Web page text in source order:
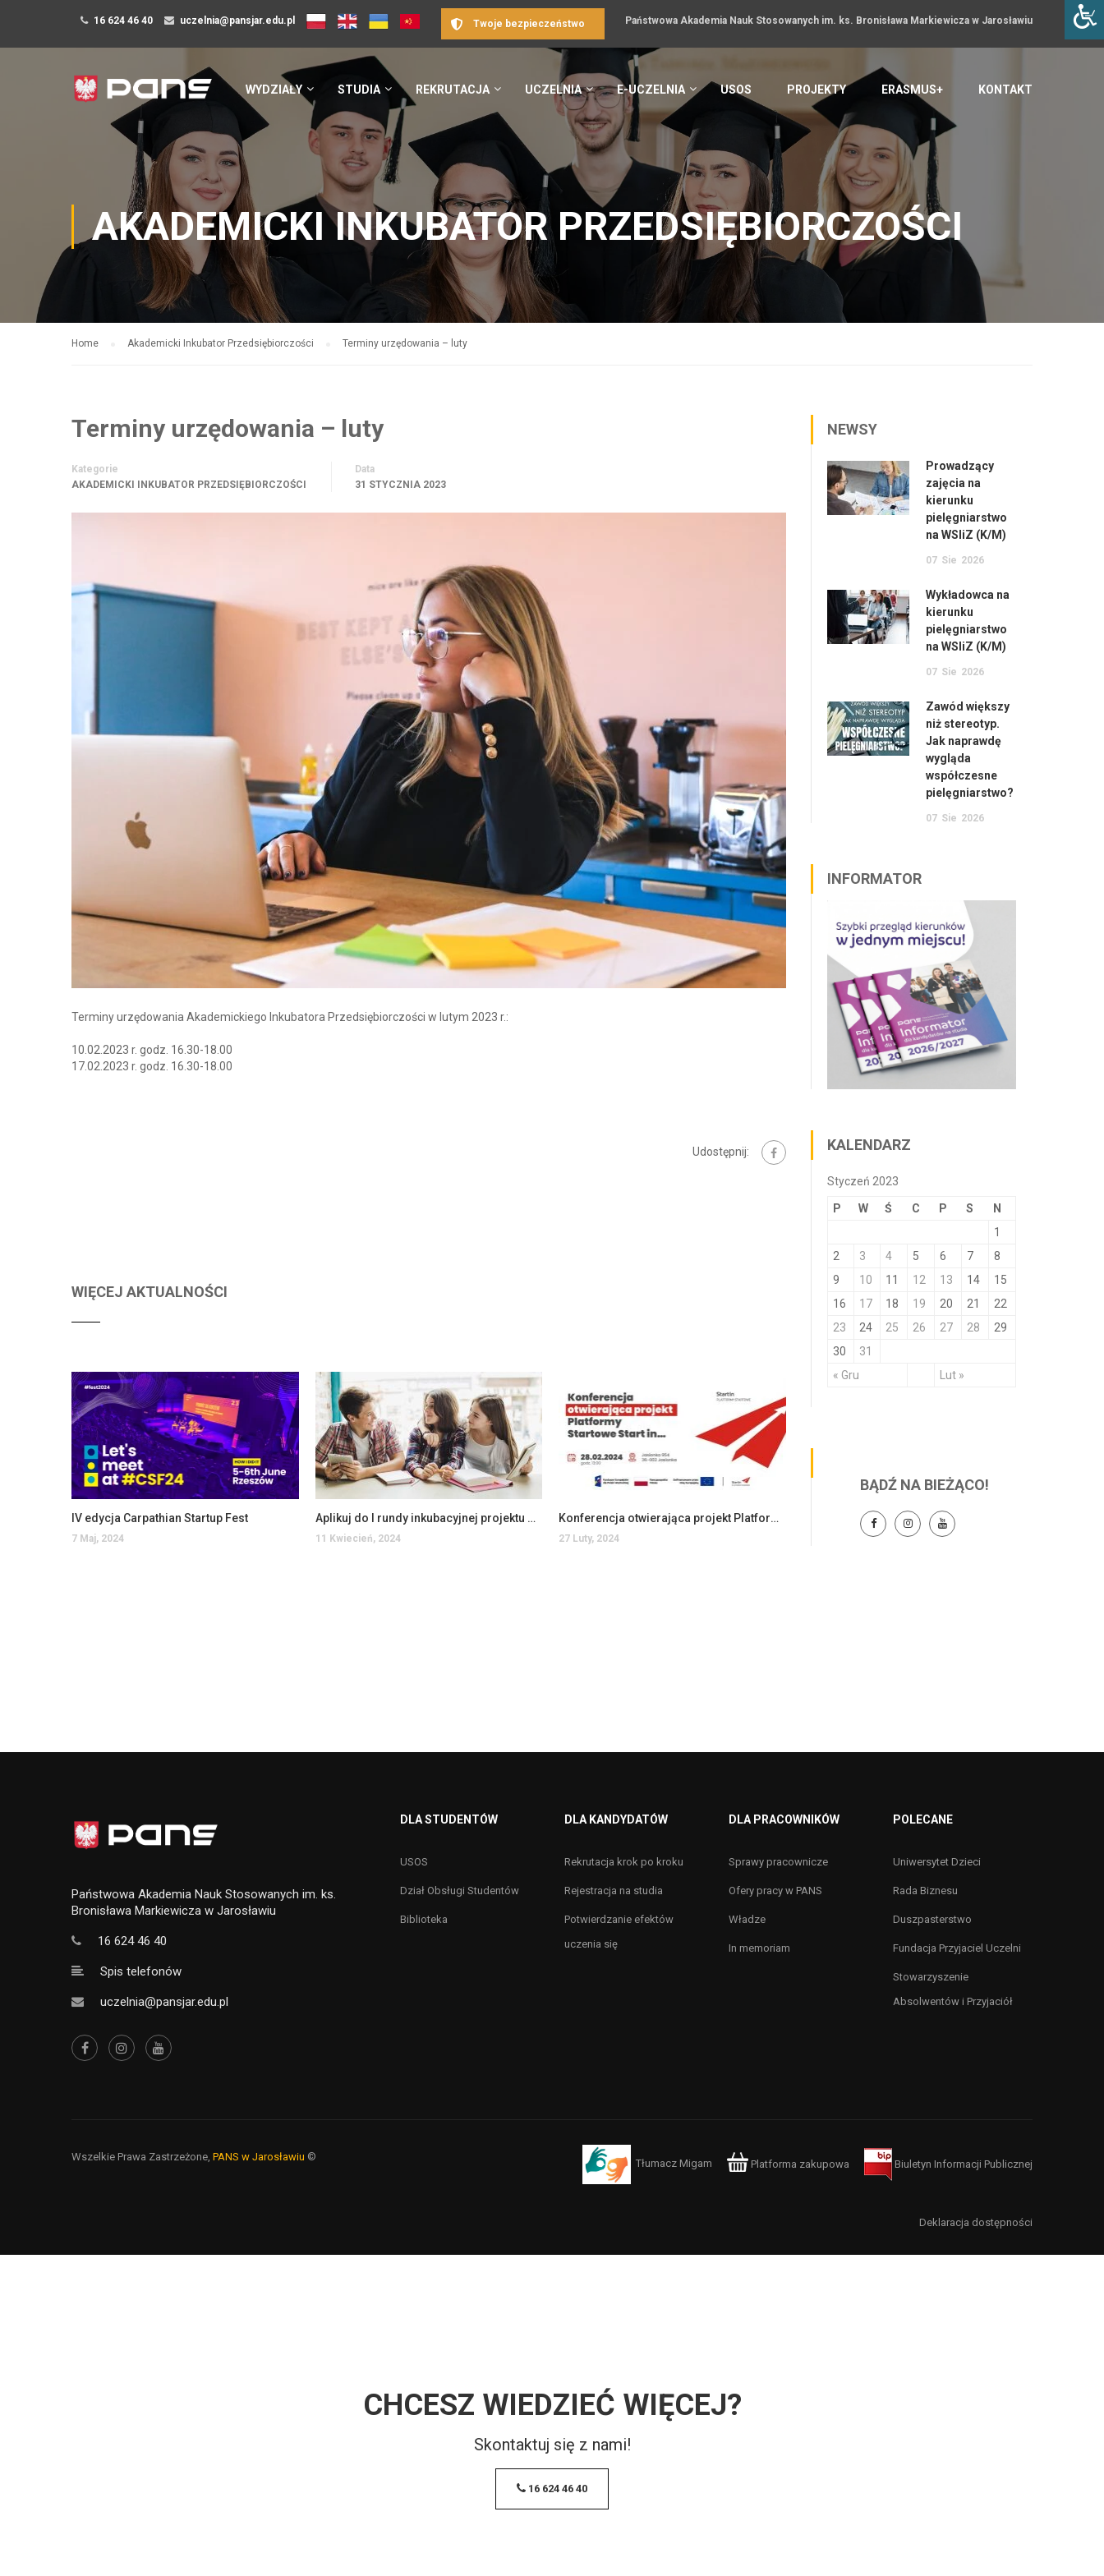
16 624 46 40 uczelnia@pansjar.edu.pl Państwowa Akademia Nauk Stosowanych im. ks. Bronisława Markiewicza w Jarosławiu
Twoje bezpieczeństwo
WYDZIAŁY STUDIA REKRUTACJA UCZELNIA E-UCZELNIA USOS PROJEKTY ERASMUS+ KONTAKT
AKADEMICKI INKUBATOR PRZEDSIĘBIORCZOŚCI
Home Akademicki Inkubator Przedsiębiorczości Terminy urzędowania – luty
Terminy urzędowania – luty
Kategorie
AKADEMICKI INKUBATOR PRZEDSIĘBIORCZOŚCI
Data
31 STYCZNIA 2023
Terminy urzędowania Akademickiego Inkubatora Przedsiębiorczości w lutym 2023 r.:
10.02.2023 r. godz. 16.30-18.00
17.02.2023 r. godz. 16.30-18.00
Udostępnij:
WIĘCEJ AKTUALNOŚCI
IV edycja Carpathian Startup Fest
7 Maj, 2024
Aplikuj do I rundy inkubacyjnej projektu Platformy Startowe Start in…
11 Kwiecień, 2024
Konferencja otwierająca projekt Platformy Startowe Start In…
27 Luty, 2024
NEWSY
Prowadzący
zajęcia na
kierunku
pielęgniarstwo
na WSIiZ (K/M)
07 Sie 2026
Wykładowca na
kierunku
pielęgniarstwo
na WSIiZ (K/M)
07 Sie 2026
Zawód większy
niż stereotyp.
Jak naprawdę
wygląda
współczesne
pielęgniarstwo?
07 Sie 2026
INFORMATOR
KALENDARZ
Styczeń 2023
P W Ś C P S N
« Gru Lut »
1
2
3 4 5 6 7
8
9
10 11 12 13 14
15
16
17 18 19 20 21
22
23
24 25 26 27 28
29
30
31
BĄDŹ NA BIEŻĄCO!
Państwowa Akademia Nauk Stosowanych im. ks.
Bronisława Markiewicza w Jarosławiu
16 624 46 40
Spis telefonów
uczelnia@pansjar.edu.pl
DLA STUDENTÓW
USOS
Dział Obsługi Studentów
Biblioteka
DLA KANDYDATÓW
Rekrutacja krok po kroku
Rejestracja na studia
Potwierdzanie efektów
uczenia się
DLA PRACOWNIKÓW
Sprawy pracownicze
Ofery pracy w PANS
Władze
In memoriam
POLECANE
Uniwersytet Dzieci
Rada Biznesu
Duszpasterstwo
Fundacja Przyjaciel Uczelni
Stowarzyszenie
Absolwentów i Przyjaciół
Wszelkie Prawa Zastrzeżone, PANS w Jarosławiu ©
Tłumacz Migam Platforma zakupowa Biuletyn Informacji Publicznej
Deklaracja dostępności
CHCESZ WIEDZIEĆ WIĘCEJ?
Skontaktuj się z nami!
16 624 46 40